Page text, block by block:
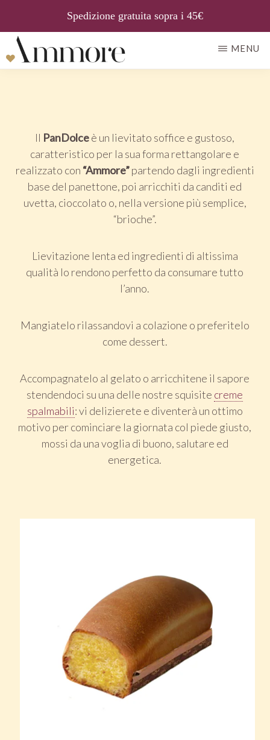
Spedizione gratuita sopra i 45€
Passa
al
MENU
Il PanDolceè un lievitato soffice e gustoso,
caratteristico per la sua forma rettangolare e
realizzato con “Ammore”partendo dagli ingredienti
base del panettone, poi arricchiti da canditi ed
uvetta, cioccolato o, nella versione più semplice,
“brioche”.
Lievitazione lenta ed ingredienti di altissima
qualità lo rendono perfetto da consumare tutto
l’anno.
Mangiatelo rilassandovi a colazione o preferitelo
come dessert.
Accompagnatelo al gelato o arricchitene il sapore
stendendoci su una delle nostre squisite creme
spalmabili: vi delizierete e diventerà un ottimo
motivo per cominciare la giornata col piede giusto,
mossi da una voglia di buono, salutare ed
energetica.